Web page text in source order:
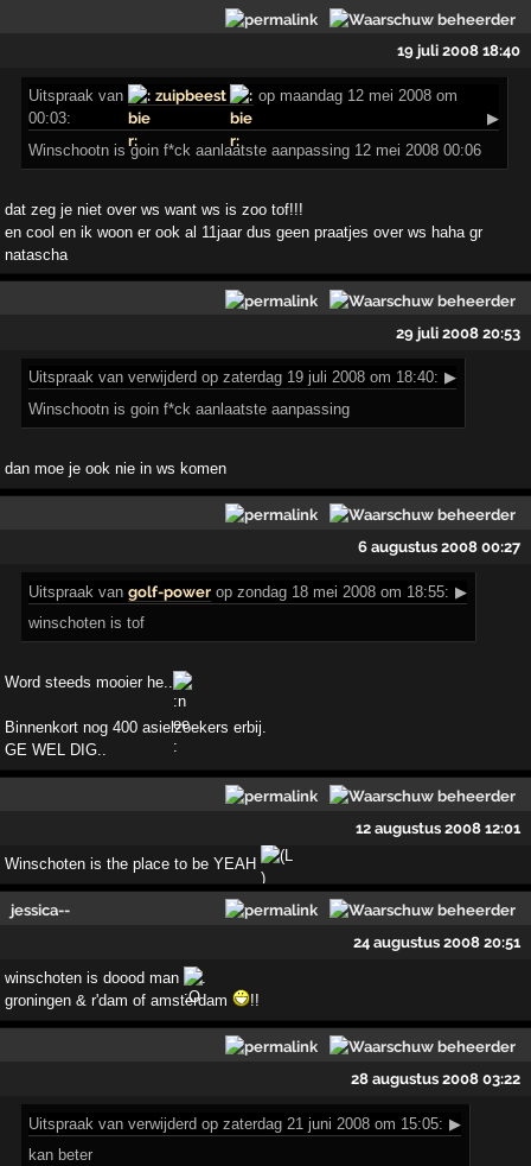
19 juli 2008 18:40
Uitspraak van zuipbeest
op maandag 12 mei 2008 om
00:03:
▶
Winschootn is goin f*ck aanlaatste aanpassing 12 mei 2008 00:06
dat zeg je niet over ws want ws is zoo tof!!!
en cool en ik woon er ook al 11jaar dus geen praatjes over ws haha gr
natascha
29 juli 2008 20:53
Uitspraak van verwijderd op zaterdag 19 juli 2008 om 18:40: ▶
Winschootn is goin f*ck aanlaatste aanpassing
dan moe je ook nie in ws komen
6 augustus 2008 00:27
Uitspraak vangolf-power op zondag 18 mei 2008 om 18:55: ▶
winschoten is tof
Word steeds mooier he..
Binnenkort nog 400 asielzoekers erbij.
GE WEL DIG..
12 augustus 2008 12:01
Winschoten is the place to be YEAH
jessica--
24 augustus 2008 20:51
winschoten is doood man
.
groningen & r'dam of amsterdam
!!
28 augustus 2008 03:22
Uitspraak van verwijderd op zaterdag 21 juni 2008 om 15:05: ▶
kan beter